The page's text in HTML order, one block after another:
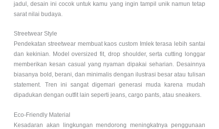
jadul, desain ini cocok untuk kamu yang ingin tampil unik namun tetap
sarat nilai budaya.
Streetwear Style
Pendekatan streetwear membuat kaos custom Imlek terasa lebih santai
dan kekinian. Model oversized fit, drop shoulder, serta cutting longgar
memberikan kesan casual yang nyaman dipakai seharian. Desainnya
biasanya bold, berani, dan minimalis dengan ilustrasi besar atau tulisan
statement. Tren ini sangat digemari generasi muda karena mudah
dipadukan dengan outfit lain seperti jeans, cargo pants, atau sneakers.
Eco-Friendly Material
Kesadaran akan lingkungan mendorong meningkatnya penggunaan